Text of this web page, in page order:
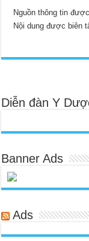
Nguồn thông tin
Nội dung được biên
Diễn đàn Y
Banner Ads
Ads